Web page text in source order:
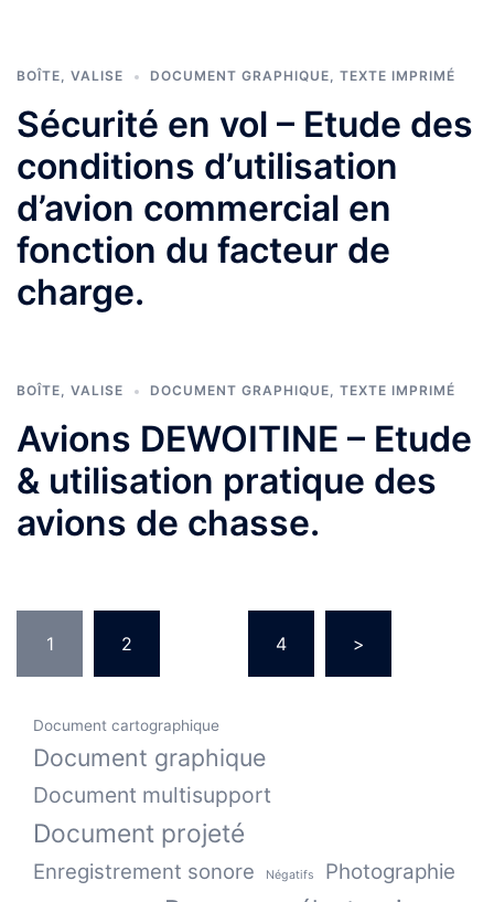
BOÎTE, VALISE DOCUMENT GRAPHIQUE, TEXTE IMPRIMÉ
Sécurité en vol – Etude des
conditions d’utilisation
d’avion commercial en
fonction du facteur de
charge.
BOÎTE, VALISE DOCUMENT GRAPHIQUE, TEXTE IMPRIMÉ
Avions DEWOITINE – Etude
& utilisation pratique des
avions de chasse.
des
publications
1 2 4 >
Document cartographique
Document graphique
Document multisupport
Document projeté
Enregistrement sonore Négatifs Photographie